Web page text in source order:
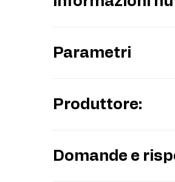
Parametri
Produttore:
Domande e